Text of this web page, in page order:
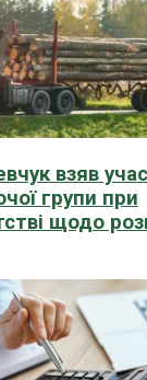
взяв
групи при
щодо